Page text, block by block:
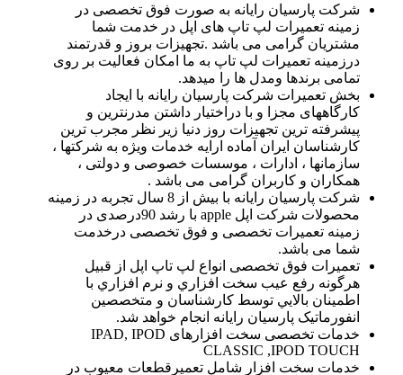
شرکت پارسیان رایانه به صورت فوق تخصصی در
زمینه تعمیرات لپ تاپ های اپل در خدمت شما
مشتریان گرامی می باشد .تجهیزات بروز و قدرتمند
درزمینه تعمیرات لپ تاپ به ما امکان فعالیت بر روی
تمامی برندها ومدل ها را میدهد.
بخش تعمیرات شرکت پارسیان رایانه با ایجاد
کارگاههای مجزا و با دراختیار داشتن مدرنترین و
پیشرفته ترین تجهیزات روز دنیا زیر نظر مجرب ترین
کارشناسان ایران آماده ارایه خدمات ویژه به شرکتها ،
سازمانها ، ادارات ، موسسات خصوصی و دولتی ،
همکاران و کاربران گرامی می باشد .
شرکت پارسیان رایانه با بیش از 8 سال تجربه در زمینه
محصولات شرکت اپل apple با رشد 90درصدی در
زمینه تعمیرات تخصصی و فوق تخصصی درخدمت
شما می باشد.
تعمیرات فوق تخصصی انواع لپ تاپ اپل از قبیل
هرگونه رفع عيب سخت افزاري و نرم افزاري با
اطمينان بالايي توسط كارشناسان و متخصصین
انفورماتیک پارسیان رایانه انجام خواهد شد.
خدمات تخصصی سخت افزارهای IPAD, IPOD
CLASSIC ,IPOD TOUCH
خدمات سخت افزار شامل تعميرقطعات معيوب در